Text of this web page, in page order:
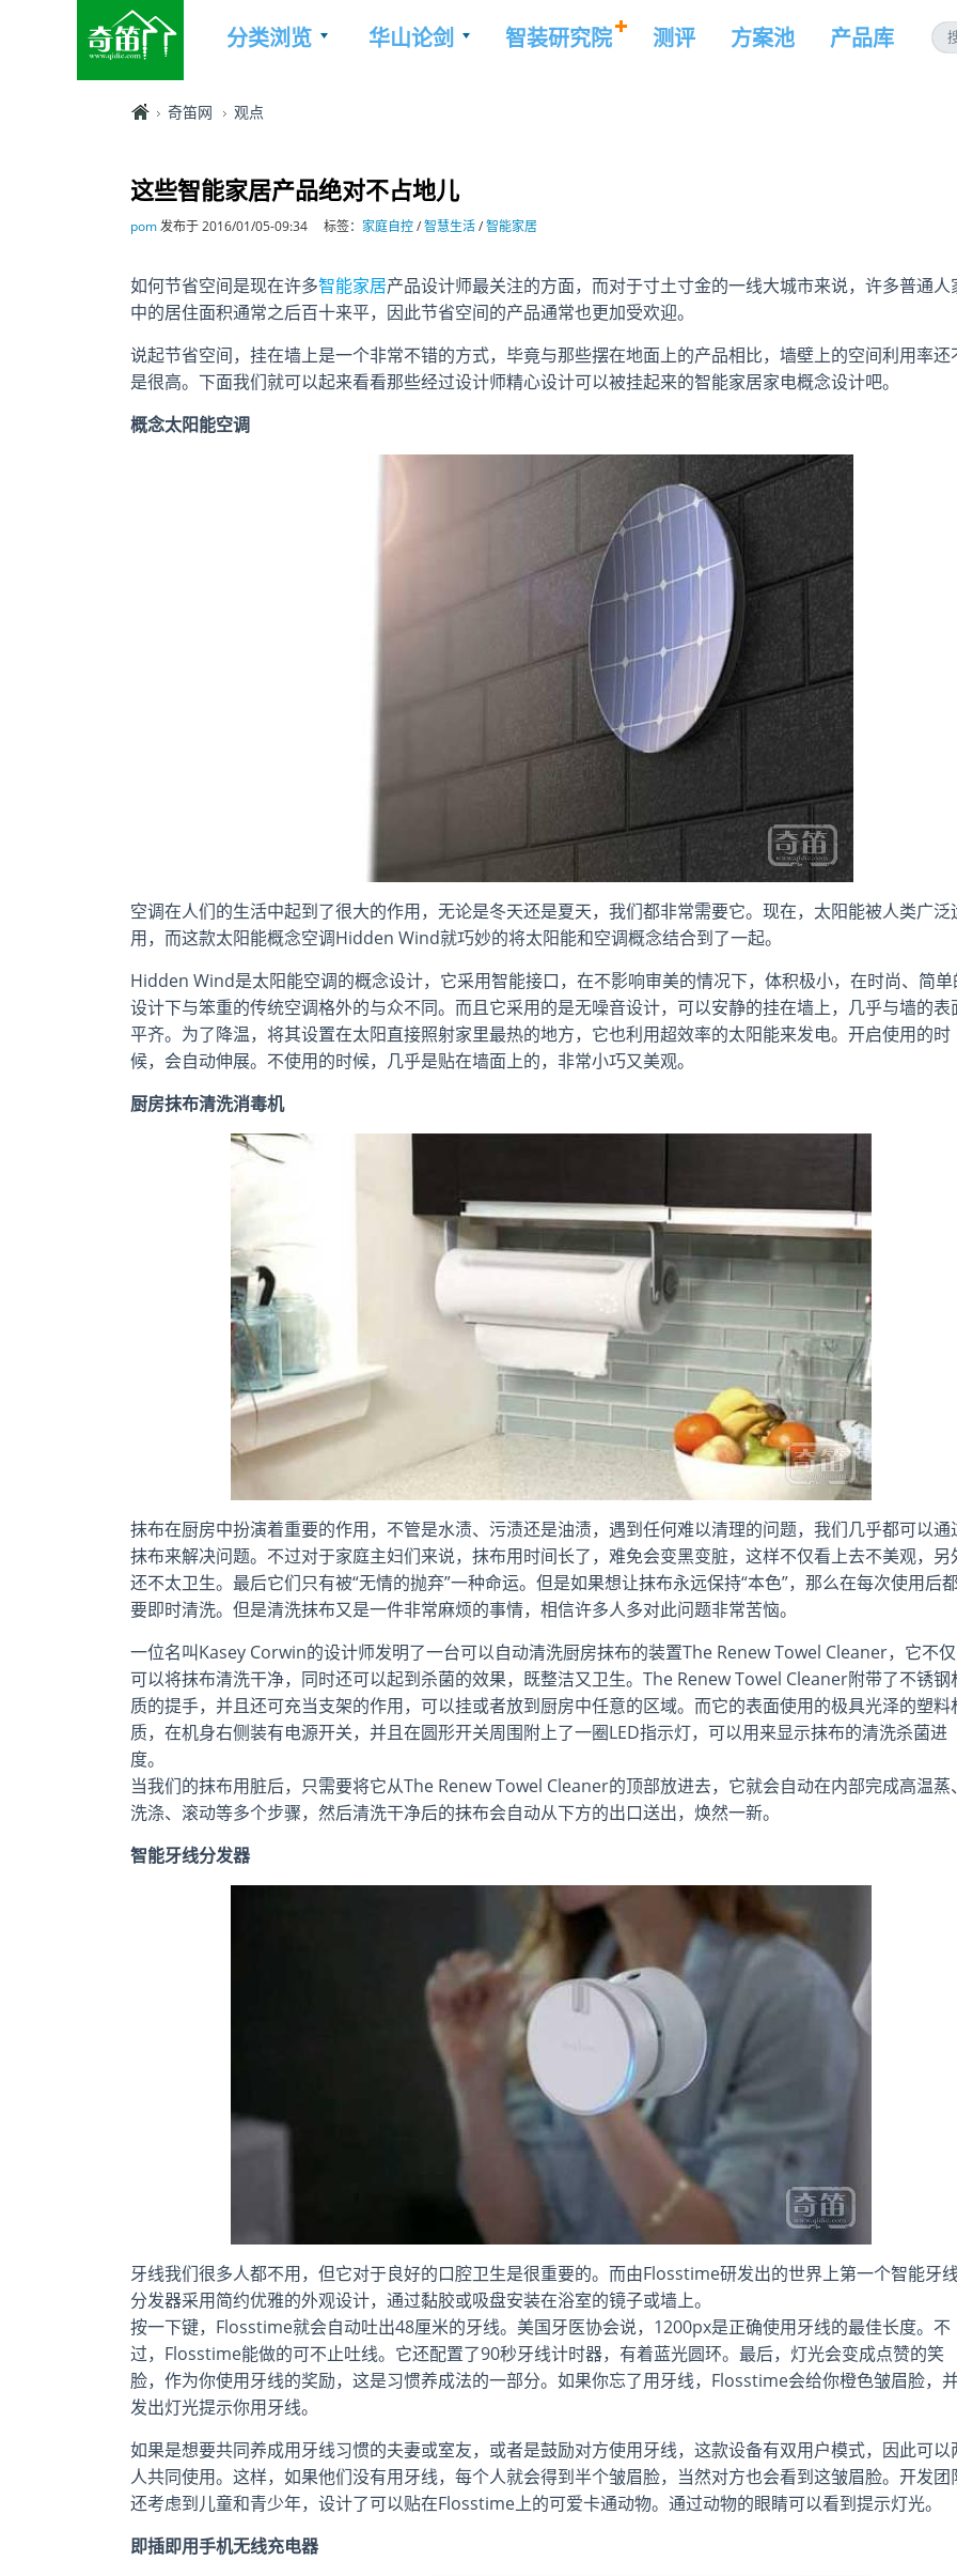
分类浏览 华山论剑 智装研究院 测评 方案池 产品库
奇笛网 观点
这些智能家居产品绝对不占地儿
pom发布于 2016/01/05-09:34 标签： 家庭自控/智慧生活/智能家居
如何节省空间是现在许多智能家居产品设计师最关注的方面，而对于寸土寸金的一线大城市来说，许多普通人
中的居住面积通常之后百十来平，因此节省空间的产品通常也更加受欢迎。
说起节省空间，挂在墙上是一个非常不错的方式，毕竟与那些摆在地面上的产品相比，墙壁上的空间利用率还
是很高。下面我们就可以起来看看那些经过设计师精心设计可以被挂起来的智能家居家电概念设计吧。
概念太阳能空调
空调在人们的生活中起到了很大的作用，无论是冬天还是夏天，我们都非常需要它。现在，太阳能被人类广泛
用，而这款太阳能概念空调Hidden Wind就巧妙的将太阳能和空调概念结合到了一起。
Hidden Wind是太阳能空调的概念设计，它采用智能接口，在不影响审美的情况下，体积极小，在时尚、简单
设计下与笨重的传统空调格外的与众不同。而且它采用的是无噪音设计，可以安静的挂在墙上，几乎与墙的表
平齐。为了降温，将其设置在太阳直接照射家里最热的地方，它也利用超效率的太阳能来发电。开启使用的时
候，会自动伸展。不使用的时候，几乎是贴在墙面上的，非常小巧又美观。
厨房抹布清洗消毒机
抹布在厨房中扮演着重要的作用，不管是水渍、污渍还是油渍，遇到任何难以清理的问题，我们几乎都可以通
抹布来解决问题。不过对于家庭主妇们来说，抹布用时间长了，难免会变黑变脏，这样不仅看上去不美观，另
还不太卫生。最后它们只有被“无情的抛弃”一种命运。但是如果想让抹布永远保持“本色”，那么在每次使用后
要即时清洗。但是清洗抹布又是一件非常麻烦的事情，相信许多人多对此问题非常苦恼。
一位名叫Kasey Corwin的设计师发明了一台可以自动清洗厨房抹布的装置The Renew Towel Cleaner，它不仅
可以将抹布清洗干净，同时还可以起到杀菌的效果，既整洁又卫生。The Renew Towel Cleaner附带了不锈钢
质的提手，并且还可充当支架的作用，可以挂或者放到厨房中任意的区域。而它的表面使用的极具光泽的塑料
质，在机身右侧装有电源开关，并且在圆形开关周围附上了一圈LED指示灯，可以用来显示抹布的清洗杀菌进
度。
当我们的抹布用脏后，只需要将它从The Renew Towel Cleaner的顶部放进去，它就会自动在内部完成高温蒸
洗涤、滚动等多个步骤，然后清洗干净后的抹布会自动从下方的出口送出，焕然一新。
智能牙线分发器
牙线我们很多人都不用，但它对于良好的口腔卫生是很重要的。而由Flosstime研发出的世界上第一个智能牙
分发器采用简约优雅的外观设计，通过黏胶或吸盘安装在浴室的镜子或墙上。
按一下键，Flosstime就会自动吐出48厘米的牙线。美国牙医协会说，1200px是正确使用牙线的最佳长度。不
过，Flosstime能做的可不止吐线。它还配置了90秒牙线计时器，有着蓝光圆环。最后，灯光会变成点赞的笑
脸，作为你使用牙线的奖励，这是习惯养成法的一部分。如果你忘了用牙线，Flosstime会给你橙色皱眉脸，
发出灯光提示你用牙线。
如果是想要共同养成用牙线习惯的夫妻或室友，或者是鼓励对方使用牙线，这款设备有双用户模式，因此可以
人共同使用。这样，如果他们没有用牙线，每个人就会得到半个皱眉脸，当然对方也会看到这皱眉脸。开发团
还考虑到儿童和青少年，设计了可以贴在Flosstime上的可爱卡通动物。通过动物的眼睛可以看到提示灯光。
即插即用手机无线充电器